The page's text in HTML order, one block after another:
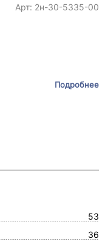
Арт: 2н-30-5335-00
Подробнее
53
36